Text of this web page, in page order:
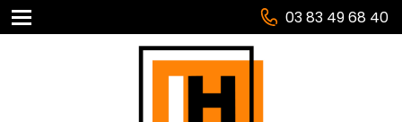
03 83 49 68 40